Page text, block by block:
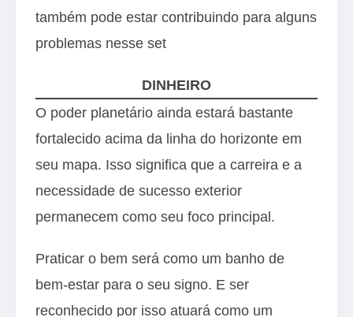
também pode estar contribuindo para alguns
problemas nesse set
DINHEIRO
O poder planetário ainda estará bastante
fortalecido acima da linha do horizonte em
seu mapa. Isso significa que a carreira e a
necessidade de sucesso exterior
permanecem como seu foco principal.
Praticar o bem será como um banho de
bem-estar para o seu signo. E ser
reconhecido por isso atuará como um